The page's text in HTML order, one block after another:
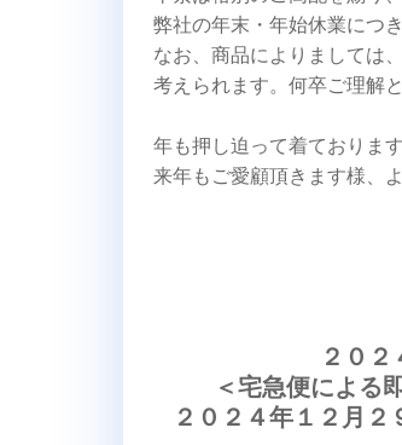
弊社の年末・年始休業につ
なお、商品によりましては
考えられます。何卒ご理解
年も押し迫って着ておりま
来年もご愛顧頂きます様、
２０
＜宅急便による
２０２４年１２月